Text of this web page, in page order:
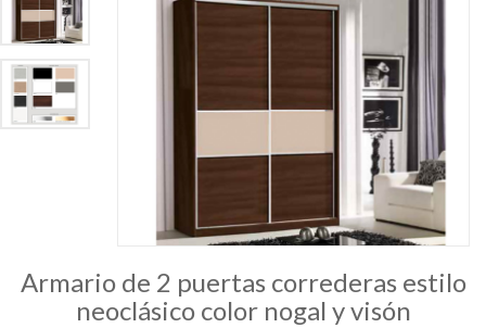
Armario de 2 puertas correderas estilo
neoclásico color nogal y visón